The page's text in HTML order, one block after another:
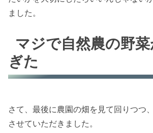
ました。
マジで自然農の野
ぎた
さて、最後に農園の畑を見て回りつつ
させていただきました。